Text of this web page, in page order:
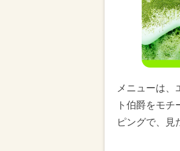
メニューは
ト伯爵をモ
ピングで、見